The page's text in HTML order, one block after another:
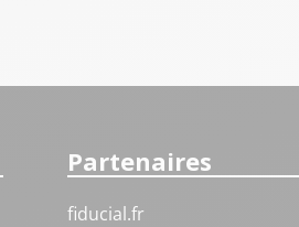
Partenaires
fiducial.fr